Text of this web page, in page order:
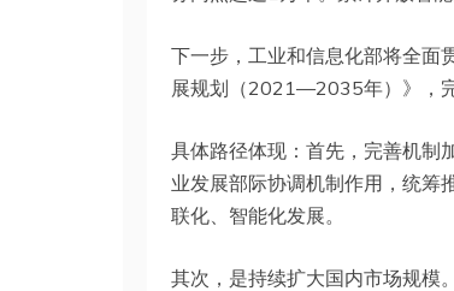
下一步，工业和信息化部将全面
展规划（2021—2035年）》，
具体路径体现：首先，完善机制
业发展部际协调机制作用，统筹
联化、智能化发展。
其次，是持续扩大国内市场规模